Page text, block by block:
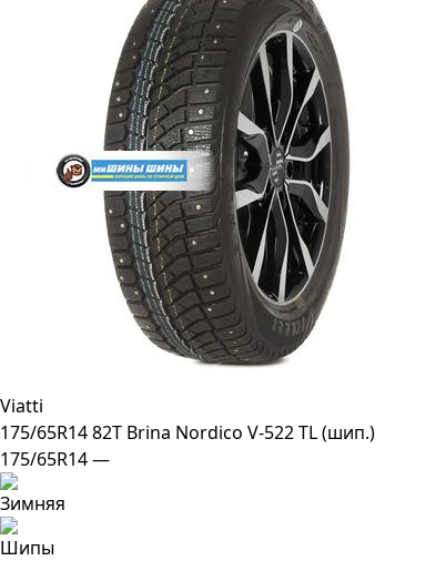
Viatti
175/65R14 82T Brina Nordico V-522 TL (шип.)
175/65R14 —